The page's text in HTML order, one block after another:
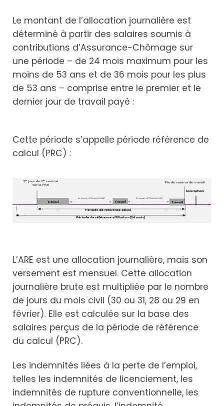
Le montant de l’allocation journalière est
déterminé à partir des salaires soumis à
contributions d’Assurance-Chômage sur
une période – de 24 mois maximum pour les
moins de 53 ans et de 36 mois pour les plus
de 53 ans – comprise entre le premier et le
dernier jour de travail payé :
Cette période s’appelle période référence de
calcul (PRC) :
L’ARE est une allocation journalière, mais son
versement est mensuel. Cette allocation
journalière brute est multipliée par le nombre
de jours du mois civil (30 ou 31, 28 ou 29 en
février). Elle est calculée sur la base des
salaires perçus de la période de référence
du calcul (PRC).
Les indemnités liées à la perte de l’emploi,
telles les indemnités de licenciement, les
indemnités de rupture conventionnelle, les